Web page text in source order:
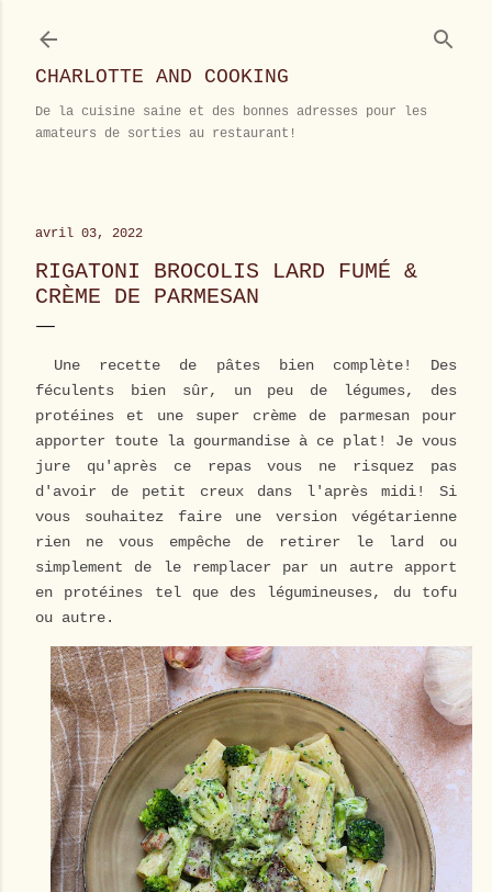
CHARLOTTE AND COOKING
De la cuisine saine et des bonnes adresses pour les
amateurs de sorties au restaurant!
avril 03, 2022
RIGATONI BROCOLIS LARD FUMÉ &
CRÈME DE PARMESAN
Une recette de pâtes bien complète! Des
féculents bien sûr, un peu de légumes, des
protéines et une super crème de parmesan pour
apporter toute la gourmandise à ce plat! Je vous
jure qu'après ce repas vous ne risquez pas
d'avoir de petit creux dans l'après midi! Si
vous souhaitez faire une version végétarienne
rien ne vous empêche de retirer le lard ou
simplement de le remplacer par un autre apport
en protéines tel que des légumineuses, du tofu
ou autre.